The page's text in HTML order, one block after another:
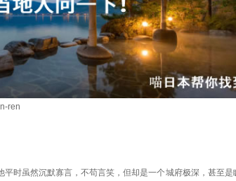
ren
时虽然沉默寡言，不苟言笑，但却是一个城府极深，甚至是